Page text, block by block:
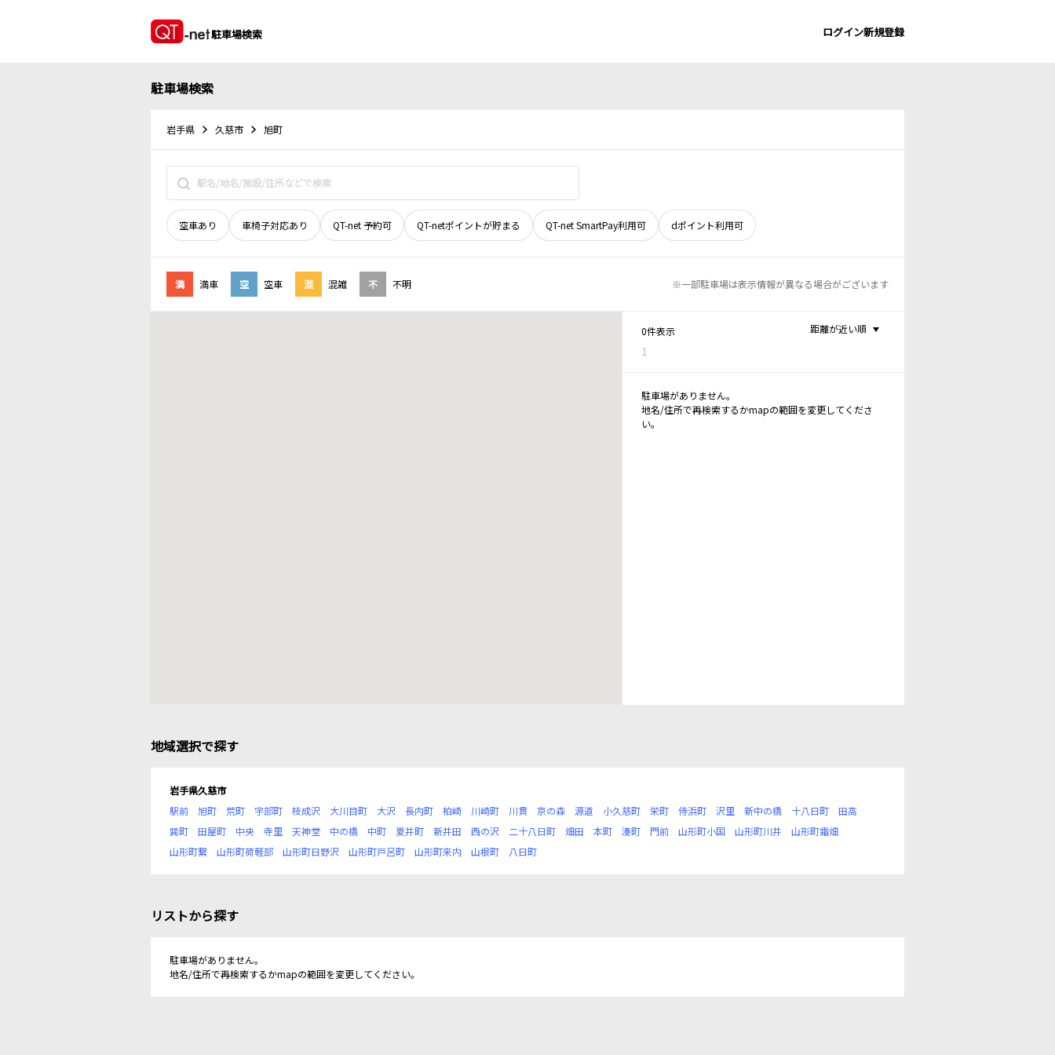
駐車場検索 ログイン新規登録
駐車場検索
岩手県 久慈市 旭町
空車あり 車椅子対応あり QT-net 予約可 QT-netポイントが貯まる QT-net SmartPay利用可 dポイント利用可
満 満車 空 空車 混 混雑 不 不明 ※一部駐車場は表示情報が異なる場合がございます
0件表示
1
距離が近い順
駐車場がありません。
地名/住所で再検索するかmapの範囲を変更してくださ
い。
地域選択で探す
岩手県久慈市
駅前
旭町 荒町 宇部町 枝成沢 大川目町 大沢 長内町 柏崎 川崎町 川貫 京の森 源道 小久慈町 栄町 侍浜町 沢里 新中の橋 十八日町
田高
巽町
田屋町 中央 寺里 天神堂 中の橋 中町 夏井町 新井田 西の沢 二十八日町 畑田 本町 湊町 門前 山形町小国 山形町川井
山形町霜畑
山形町繋
山形町荷軽部 山形町日野沢 山形町戸呂町 山形町来内 山根町 八日町
リストから探す
駐車場がありません。
地名/住所で再検索するかmapの範囲を変更してください。